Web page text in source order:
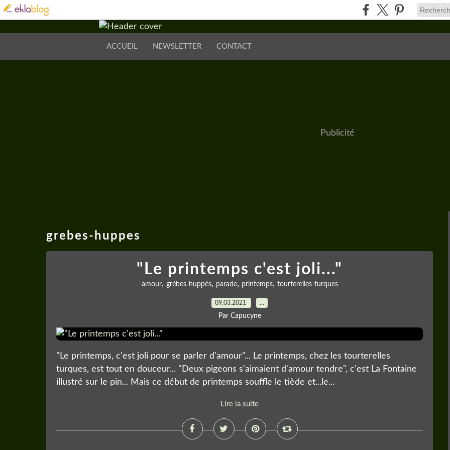
ACCUEIL NEWSLETTER CONTACT
Publicité
grebes-huppes
"Le printemps c'est joli..."
amour, grèbes-huppés, parade, printemps, tourterelles-turques
09.03.2021 …
Par Capucyne
"Le printemps, c'est joli pour se parler d'amour"... Le printemps, chez les tourterelles
turques, est tout en douceur... "Deux pigeons s'aimaient d'amour tendre", c'est La Fontaine
illustré sur le pin... Mais ce début de printemps souffle le tiède et...le...
Lire la suite